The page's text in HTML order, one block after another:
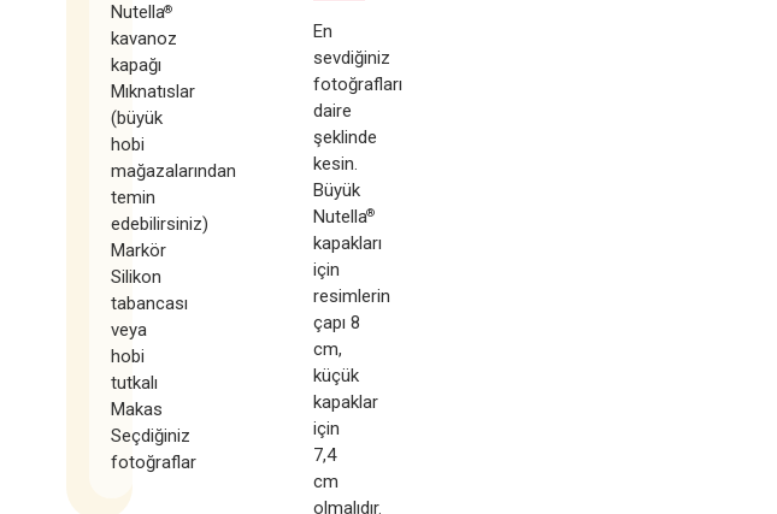
Nutella®
kavanoz
kapağı
Mıknatıslar
(büyük
hobi
mağazalarından
temin
edebilirsiniz)
Markör
Silikon
tabancası
veya
hobi
tutkalı
Makas
Seçdiğiniz
fotoğraflar
En
sevdiğiniz
fotoğrafları
daire
şeklinde
kesin.
Büyük
Nutella®
kapakları
için
resimlerin
çapı 8
cm,
küçük
kapaklar
için
7,4
cm
olmalıdır.